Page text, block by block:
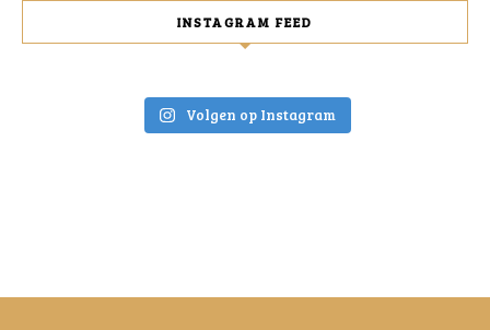
INSTAGRAM FEED
Volgen op Instagram